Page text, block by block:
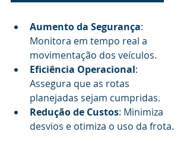
Aumento da Segurança:
Monitora em tempo real a
movimentação dos veículos.
Eficiência Operacional:
Assegura que as rotas
planejadas sejam cumpridas.
Redução de Custos: Minimiza
desvios e otimiza o uso da frota.